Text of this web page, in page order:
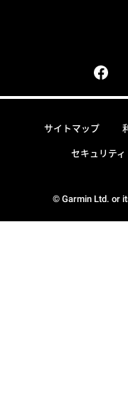
© Garmin Ltd. or
サイトマップ
セキュリティ